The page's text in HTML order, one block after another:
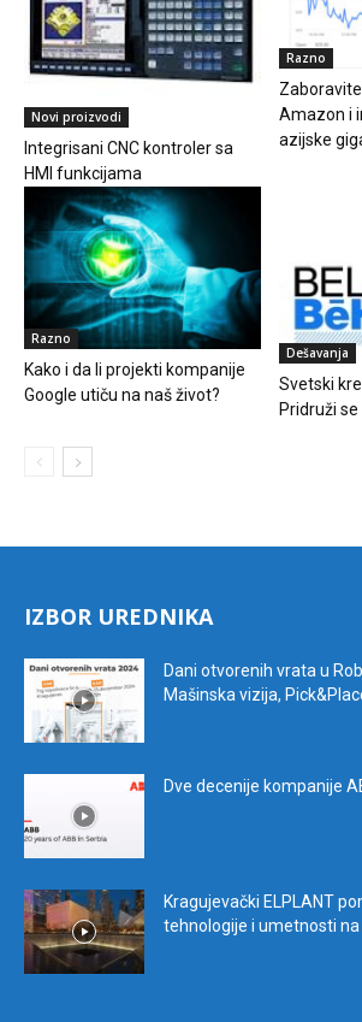
Novi proizvodi
Integrisani CNC kontroler sa
HMI funkcijama
Razno
Amazon i
azijske
Razno
Kako i da li projekti kompanije
Google utiču na naš život?
Dešavanja
Svetski
Pridruži se
IZBOR UREDNIKA
Dani otvorenih vrata u
Mašinska vizija,
Dve decenije kompanije
Kragujevački ELPLANT
tehnologije i umetnosti